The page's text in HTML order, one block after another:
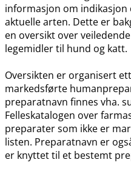
informasjon om
aktuelle arten. Dette er
en oversikt over
legemidler til hund og katt.
Oversikten er organisert
markedsførte
preparatnavn finnes vha.
Felleskatalogen over
preparater som ikke er
listen. Preparatnavn er
er knyttet til et bestemt